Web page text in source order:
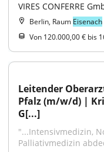
VIRES CONFERRE
Berlin, Raum Eisenach
Von 120.000,00 € bis
Leitender
Pfalz (m/w/d) |
G[...]
"...Intensivmedizin,
Palliativmedizin